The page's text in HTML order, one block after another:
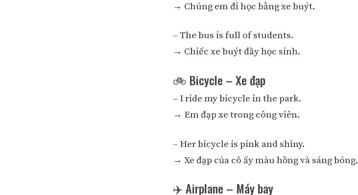
→ Chúng em đi học bằng xe buýt.
– The bus is full of students.
→ Chiếc xe buýt đầy học sinh.
🚲 Bicycle – Xe đạp
– I ride my bicycle in the park.
→ Em đạp xe trong công viên.
– Her bicycle is pink and shiny.
→ Xe đạp của cô ấy màu hồng và sáng bóng.
✈️ Airplane – Máy bay